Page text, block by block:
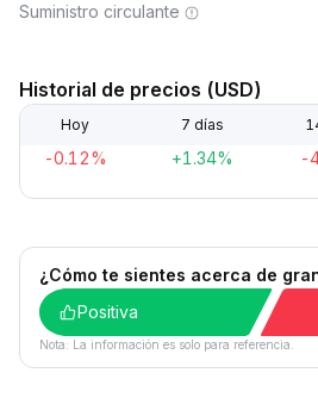
Suministro circulante
Historial de precios (USD)
Hoy 7 días
-0.12% +1.34% -
¿Cómo te sientes acerca de
Positiva
Nota: La información es solo para referencia.